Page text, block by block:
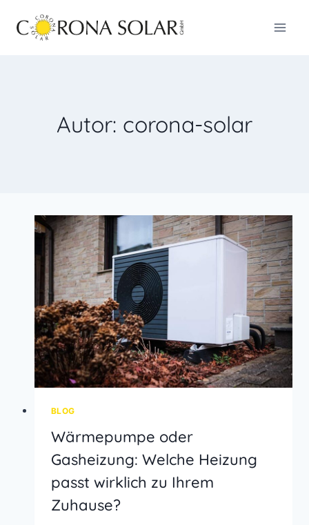
Inhalt
Autor: corona-solar
BLOG
Wärmepumpe oder
Gasheizung: Welche Heizung
passt wirklich zu Ihrem
Zuhause?